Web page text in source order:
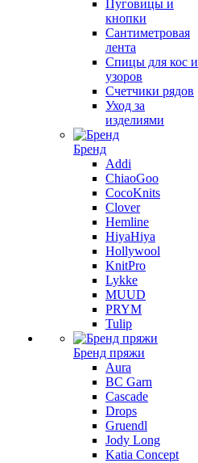
Пуговицы и
кнопки
Сантиметровая
лента
Спицы для кос и
узоров
Счетчики рядов
Уход за
изделиями
Бренд
Addi
ChiaoGoo
CocoKnits
Clover
Hemline
HiyaHiya
Hollywool
KnitPro
Lykke
MUUD
PRYM
Tulip
Бренд пряжи
Aura
BC Garn
Cascade
Drops
Gruendl
Jody Long
Katia Concept